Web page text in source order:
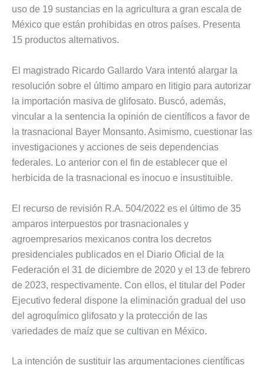
uso de 19 sustancias en la agricultura a gran escala de
México que están prohibidas en otros países. Presenta
15 productos alternativos.
El magistrado Ricardo Gallardo Vara intentó alargar la
resolución sobre el último amparo en litigio para autorizar
la importación masiva de glifosato. Buscó, además,
vincular a la sentencia la opinión de científicos a favor de
la trasnacional Bayer Monsanto. Asimismo, cuestionar las
investigaciones y acciones de seis dependencias
federales. Lo anterior con el fin de establecer que el
herbicida de la trasnacional es inocuo e insustituible.
El recurso de revisión R.A. 504/2022 es el último de 35
amparos interpuestos por trasnacionales y
agroempresarios mexicanos contra los decretos
presidenciales publicados en el Diario Oficial de la
Federación el 31 de diciembre de 2020 y el 13 de febrero
de 2023, respectivamente. Con ellos, el titular del Poder
Ejecutivo federal dispone la eliminación gradual del uso
del agroquímico glifosato y la protección de las
variedades de maíz que se cultivan en México.
La intención de sustituir las argumentaciones científicas